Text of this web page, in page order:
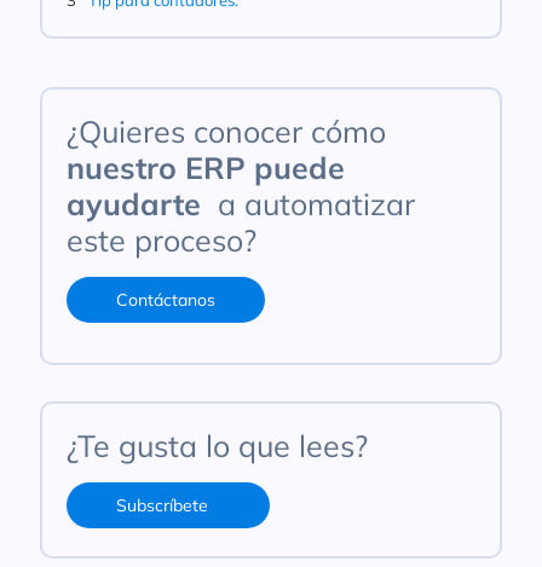
¿Quieres conocer cómo
nuestro ERP puede
ayudarte a automatizar
este proceso?
Contáctanos
¿Te gusta lo que lees?
Subscríbete